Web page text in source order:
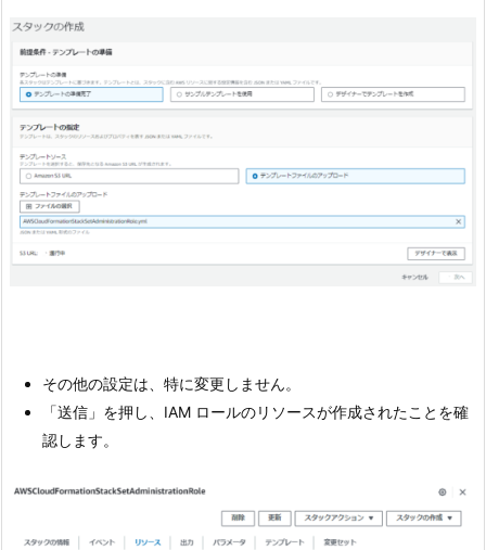
その他の設定は、特に変更しません。
「送信」を押し、IAM ロールのリソースが作成されたことを確
認します。